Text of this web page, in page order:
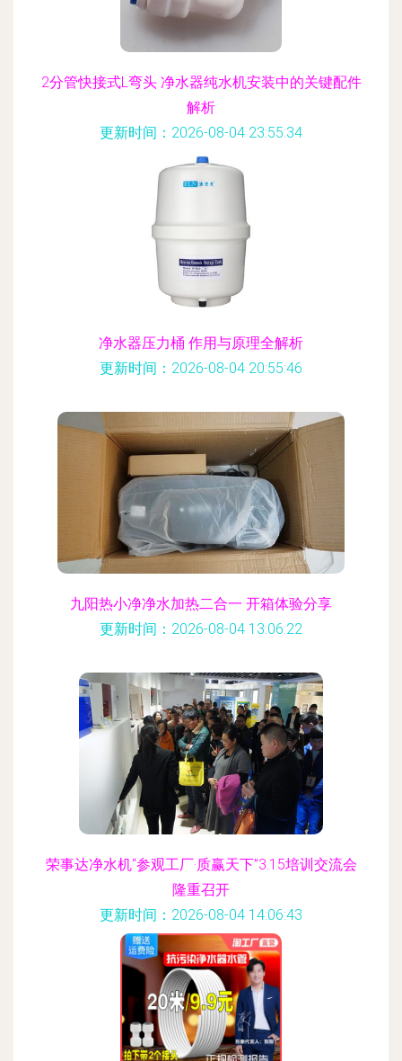
2分管快接式L弯头 净水器纯水机安装中的关键配件
解析
更新时间：2026-08-04 23:55:34
净水器压力桶 作用与原理全解析
更新时间：2026-08-04 20:55:46
九阳热小净净水加热二合一 开箱体验分享
更新时间：2026-08-04 13:06:22
荣事达净水机“参观工厂·质赢天下”3.15培训交流会
隆重召开
更新时间：2026-08-04 14:06:43